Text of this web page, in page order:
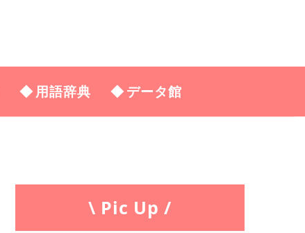
用語辞典 データ館
\ Pic Up /